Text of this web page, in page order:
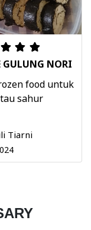
GULUNG NORI
food untuk
sahur
Tiarni